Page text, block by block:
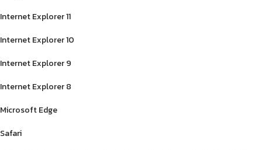
Internet Explorer 11
Internet Explorer 10
Internet Explorer 9
Internet Explorer 8
Microsoft Edge
Safari